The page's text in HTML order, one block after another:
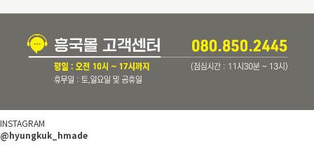
INSTAGRAM
@hyungkuk_hmade